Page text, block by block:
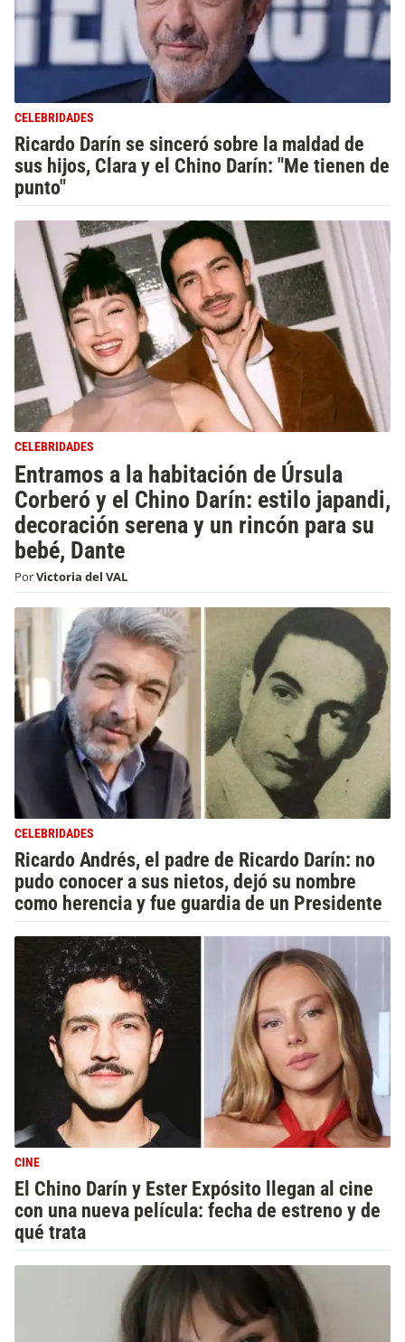
CELEBRIDADES
Ricardo Darín se sinceró sobre la maldad de
sus hijos, Clara y el Chino Darín: "Me tienen de
punto"
CELEBRIDADES
Entramos a la habitación de Úrsula
Corberó y el Chino Darín: estilo japandi,
decoración serena y un rincón para su
bebé, Dante
PorVictoria del VAL
CELEBRIDADES
Ricardo Andrés, el padre de Ricardo Darín: no
pudo conocer a sus nietos, dejó su nombre
como herencia y fue guardia de un Presidente
CINE
El Chino Darín y Ester Expósito llegan al cine
con una nueva película: fecha de estreno y de
qué trata